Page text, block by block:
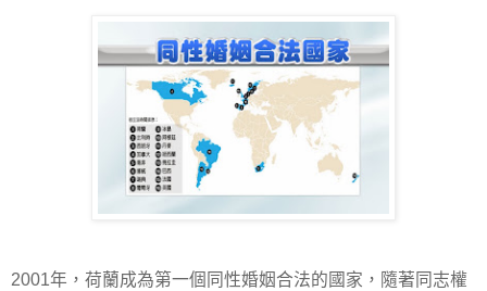
2001年，荷蘭成為第一個同性婚姻合法的國家，隨著同志權